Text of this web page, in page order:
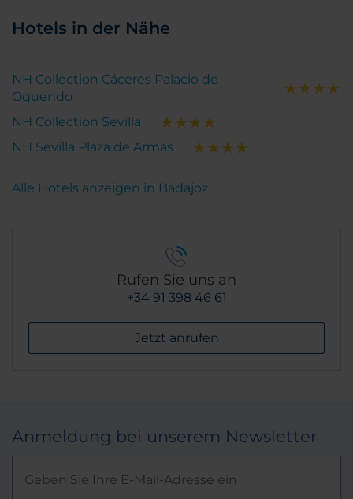
Hotels in der Nähe
NH Collection Cáceres Palacio de
Oquendo
NH Collection Sevilla
NH Sevilla Plaza de Armas
Alle Hotels anzeigen in Badajoz
Rufen Sie uns an
+34 91 398 46 61
Jetzt anrufen
Anmeldung bei unserem Newsletter